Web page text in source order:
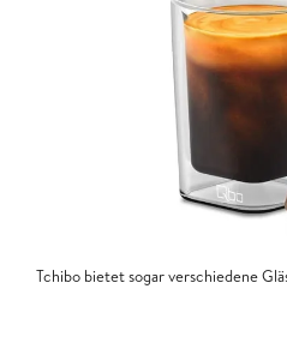
Tchibo bietet sogar verschiedene